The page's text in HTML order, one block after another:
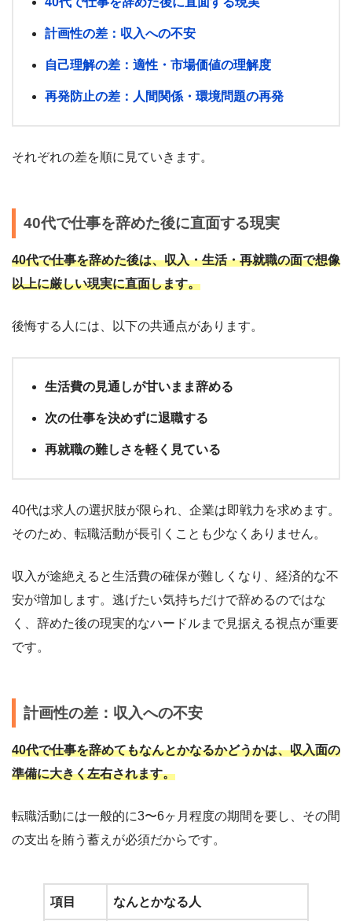
計画性の差：収入への不安
自己理解の差：適性・市場価値の理解度
再発防止の差：人間関係・環境問題の再発
それぞれの差を順に見ていきます。
40代で仕事を辞めた後に直面する現実
40代で仕事を辞めた後は、収入・生活・再就職の面で想像
以上に厳しい現実に直面します。
後悔する人には、以下の共通点があります。
生活費の見通しが甘いまま辞める
次の仕事を決めずに退職する
再就職の難しさを軽く見ている
40代は求人の選択肢が限られ、企業は即戦力を求めます。
そのため、転職活動が長引くことも少なくありません。
収入が途絶えると生活費の確保が難しくなり、経済的な不
安が増加します。逃げたい気持ちだけで辞めるのではな
く、辞めた後の現実的なハードルまで見据える視点が重要
です。
計画性の差：収入への不安
40代で仕事を辞めてもなんとかなるかどうかは、収入面の
準備に大きく左右されます。
転職活動には一般的に3〜6ヶ月程度の期間を要し、その間
の支出を賄う蓄えが必須だからです。
項目 なんとかなる人